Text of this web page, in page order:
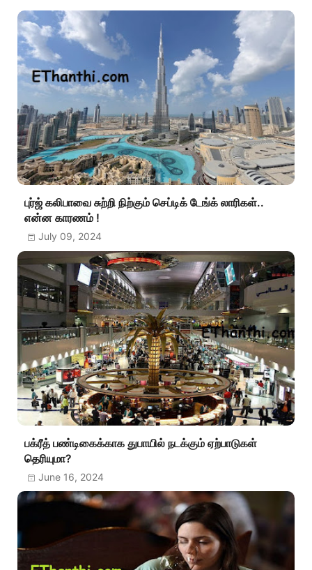
புர்ஜ் கலிபாவை சுற்றி நிற்கும் செப்டிக் டேங்க் லாரிகள்..
என்ன காரணம் !
July 09, 2024
பக்ரீத் பண்டிகைக்காக துபாயில் நடக்கும் ஏற்பாடுகள்
தெரியுமா?
June 16, 2024